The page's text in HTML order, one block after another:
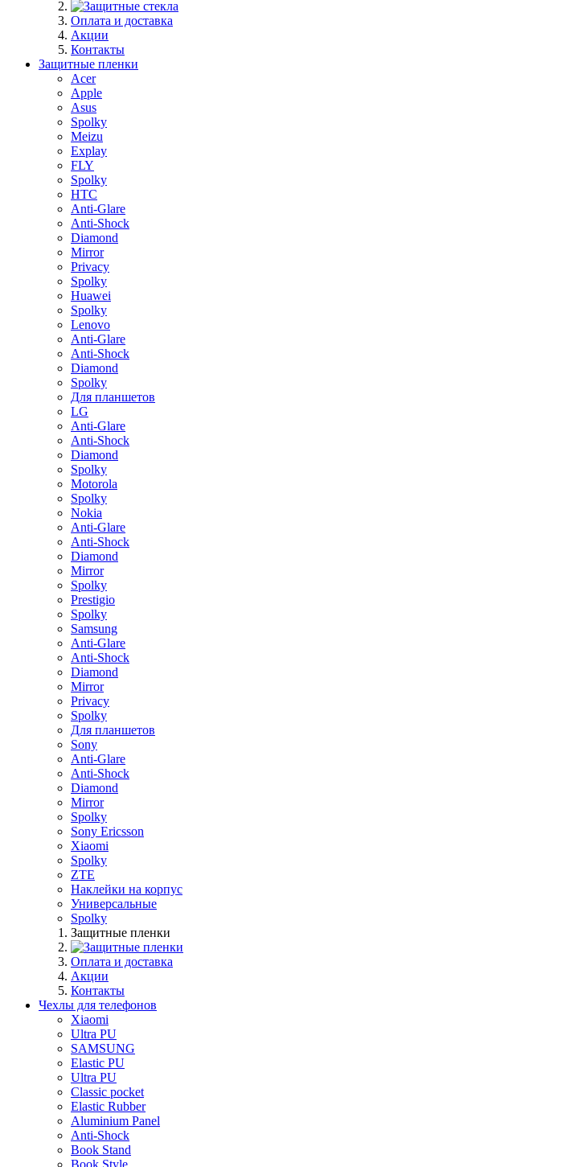
Оплата и доставка
Акции
Контакты
Защитные пленки
Acer
Apple
Asus
Spolky
Meizu
Explay
FLY
Spolky
HTC
Anti-Glare
Anti-Shock
Diamond
Mirror
Privacy
Spolky
Huawei
Spolky
Lenovo
Anti-Glare
Anti-Shock
Diamond
Spolky
Для планшетов
LG
Anti-Glare
Anti-Shock
Diamond
Spolky
Motorola
Spolky
Nokia
Anti-Glare
Anti-Shock
Diamond
Mirror
Spolky
Prestigio
Spolky
Samsung
Anti-Glare
Anti-Shock
Diamond
Mirror
Privacy
Spolky
Для планшетов
Sony
Anti-Glare
Anti-Shock
Diamond
Mirror
Spolky
Sony Ericsson
Xiaomi
Spolky
ZTE
Наклейки на корпус
Универсальные
Spolky
Защитные пленки
Оплата и доставка
Акции
Контакты
Чехлы для телефонов
Xiaomi
Ultra PU
SAMSUNG
Elastic PU
Ultra PU
Classic pocket
Elastic Rubber
Aluminium Panel
Anti-Shock
Book Stand